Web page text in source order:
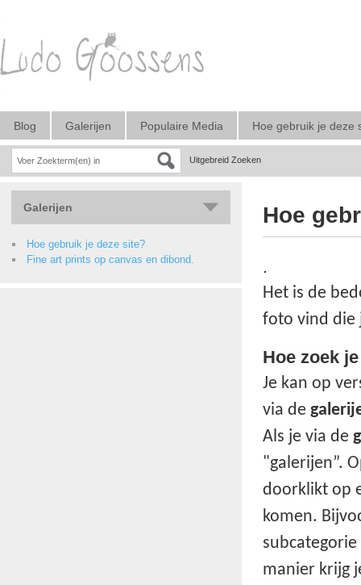
Blog Galerijen Populaire Media Hoe gebruik je deze
Uitgebreid Zoeken
Galerijen
Hoe gebruik je deze site?
Fine art prints op canvas en dibond.
Hoe
.
Het is de
foto vind die
Hoe zoek
Je kan op
via de
Als je via de
"galerijen”.
doorklikt op
komen.
manier krijg